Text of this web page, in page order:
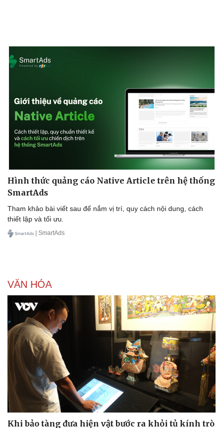
Bất động sản
Khởi nghiệp
Thị trường
Giá vàng
Chứng khoán
Hình thức quảng cáo Native Article trên hệ thống
SmartAds
Tham khảo bài viết sau để nắm vị trí, quy cách nội dung, cách
thiết lập và tối ưu.
| SmartAds
VĂN HÓA
Khi bảo tàng đưa hiện vật bước ra khỏi tủ kính trò